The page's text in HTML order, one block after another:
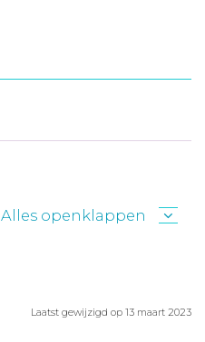
Alles openklappen
Laatst gewijzigd op 13 maart 2023